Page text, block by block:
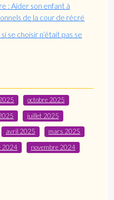
: Aider son enfant à
de la cour de récré
se choisir n’était pas se
octobre 2025
juillet 2025
avril 2025 mars 2025
2024 novembre 2024